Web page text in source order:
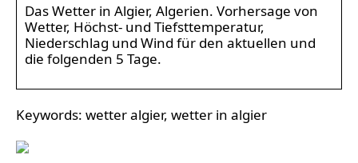
Das Wetter in Algier, Algerien. Vorhersage von
Wetter, Höchst- und Tiefsttemperatur,
Niederschlag und Wind für den aktuellen und
die folgenden 5 Tage.
Keywords: wetter algier, wetter in algier